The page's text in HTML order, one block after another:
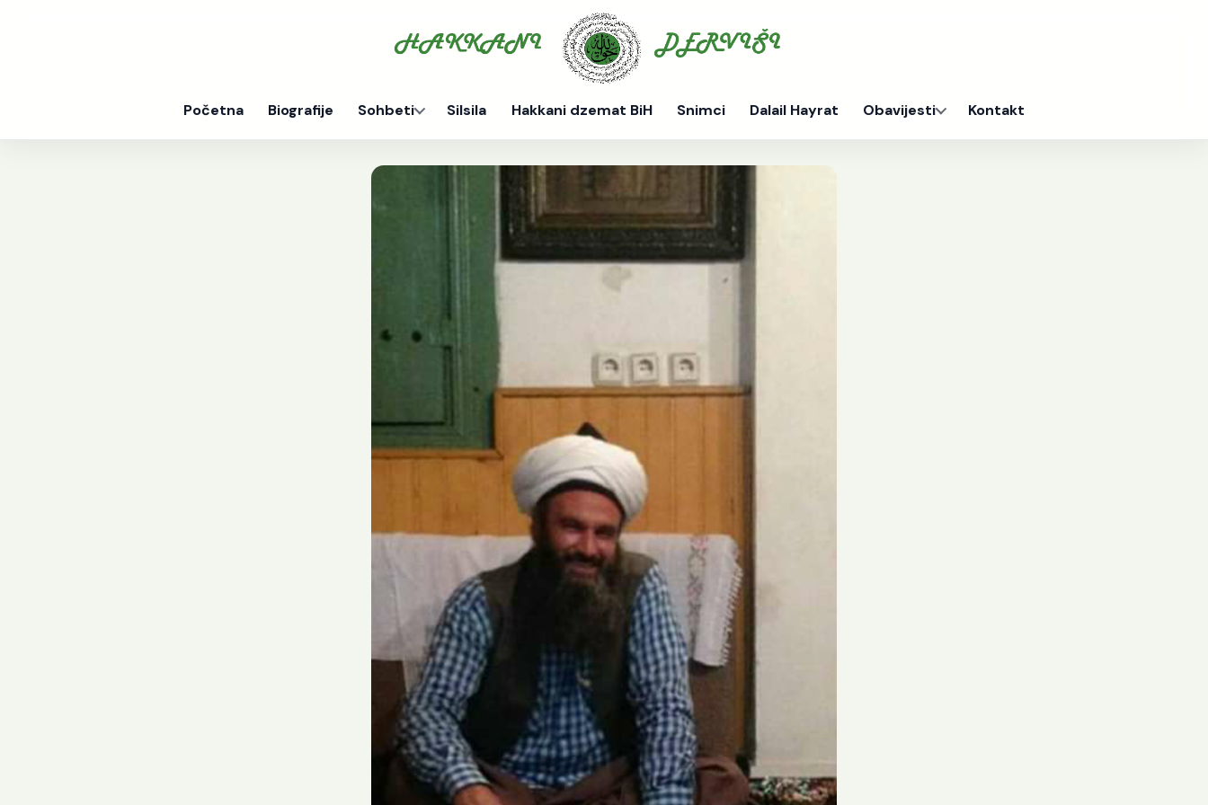
Početna Biografije Sohbeti Silsila Hakkani dzemat BiH Snimci Dalail Hayrat Obavijesti Kontakt